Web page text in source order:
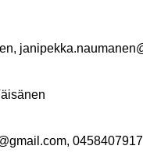
0458407917